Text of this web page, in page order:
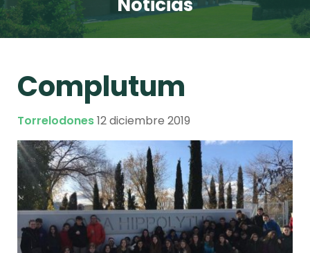
Noticias
Complutum
Torrelodones12 diciembre 2019